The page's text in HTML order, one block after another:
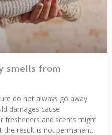
smells from
do not always go away
damages cause
fresheners and scents might
the result is not permanent.